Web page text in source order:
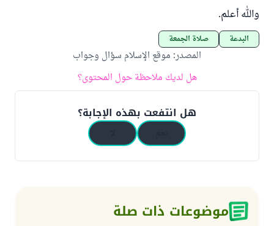
والله أعلم.
البدعة صلاة الجمعة
المصدر: موقع الإسلام سؤال وجواب
هل لديك ملاحظة حول المحتوى؟
هل انتفعت بهذه الإجابة؟
موضوعات ذات صلة